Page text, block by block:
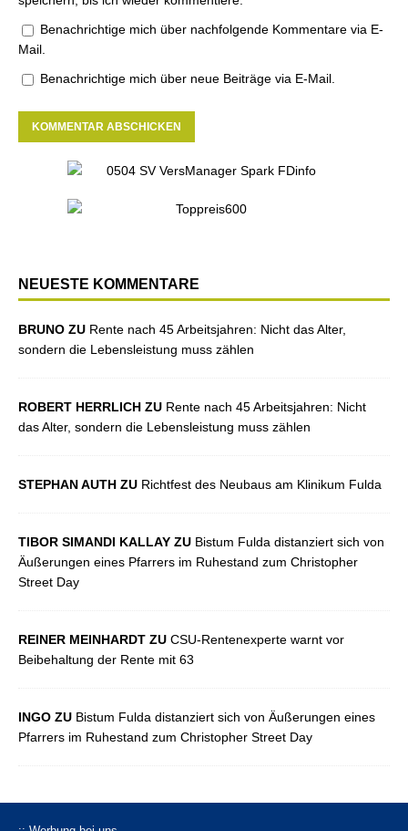
Benachrichtige mich über nachfolgende Kommentare via E-
Mail.
Benachrichtige mich über neue Beiträge via E-Mail.
NEUESTE KOMMENTARE
BRUNO ZU Rente nach 45 Arbeitsjahren: Nicht das Alter,
sondern die Lebensleistung muss zählen
ROBERT HERRLICH ZU Rente nach 45 Arbeitsjahren: Nicht
das Alter, sondern die Lebensleistung muss zählen
STEPHAN AUTH ZU Richtfest des Neubaus am Klinikum Fulda
TIBOR SIMANDI KALLAY ZU Bistum Fulda distanziert sich von
Äußerungen eines Pfarrers im Ruhestand zum Christopher
Street Day
REINER MEINHARDT ZU CSU-Rentenexperte warnt vor
Beibehaltung der Rente mit 63
INGO ZU Bistum Fulda distanziert sich von Äußerungen eines
Pfarrers im Ruhestand zum Christopher Street Day